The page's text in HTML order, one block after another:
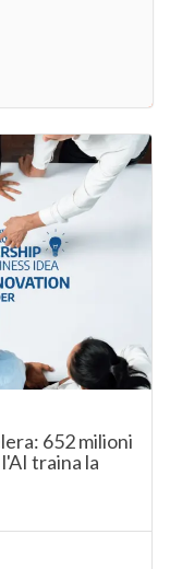
652 milioni
traina la